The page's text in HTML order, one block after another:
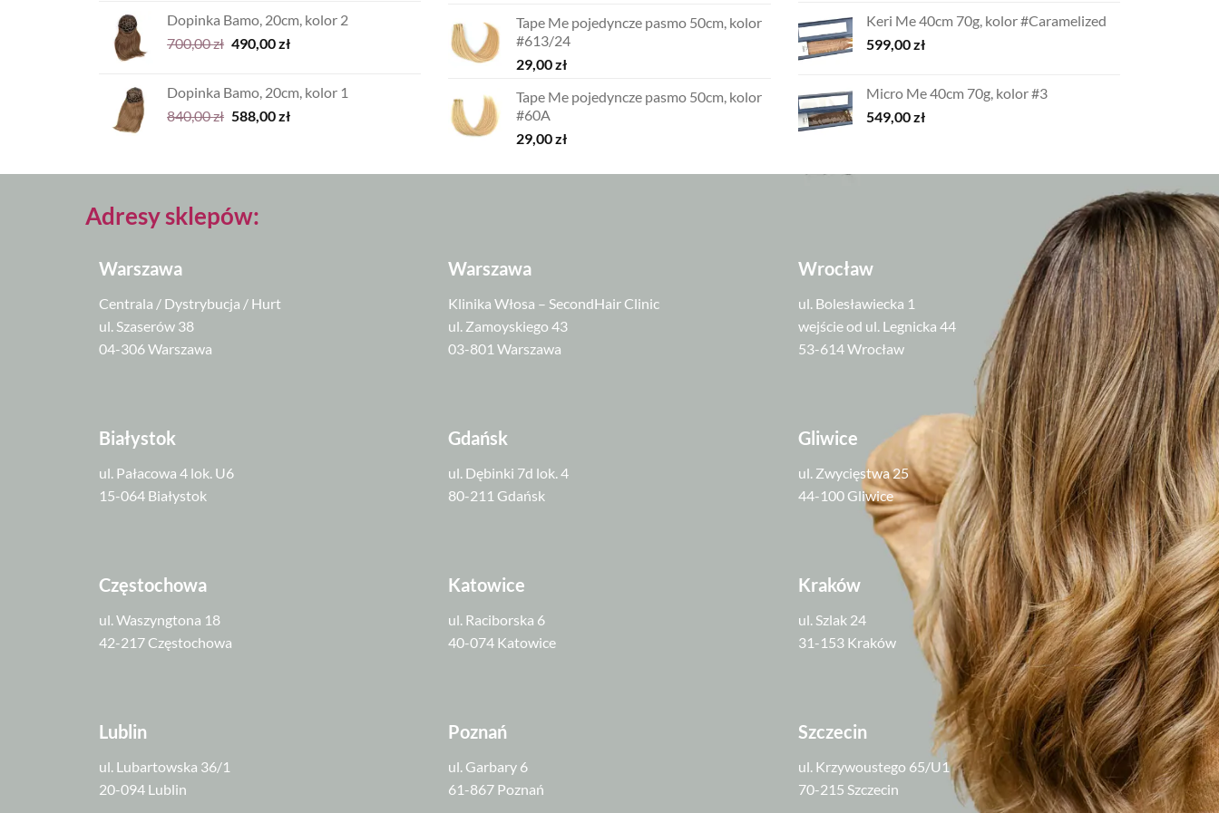
1.080,00 zł.756,00 zł.
Dopinka Bamo, 20cm, kolor 2
700,00zł Pierwotna
700,00 zł.
490,00złAktualna
490,00 zł.
Dopinka Bamo, 20cm, kolor 1
840,00zł Pierwotna
840,00 zł.
588,00złAktualna
588,00 zł.
Tape Me pojedyncze pasmo 50cm, kolor
#613/24
29,00zł
Tape Me pojedyncze pasmo 50cm, kolor
#60A
29,00zł
Keri Me 40cm 70g, kolor #Caramelized
599,00zł
Micro Me 40cm 70g, kolor #3
549,00zł
Adresy sklepów:
Warszawa
Centrala / Dystrybucja / Hurt
ul. Szaserów 38
04-306 Warszawa
Warszawa
Klinika Włosa – SecondHair Clinic
ul. Zamoyskiego 43
03-801 Warszawa
Wrocław
ul. Bolesławiecka 1
wejście od ul. Legnicka 44
53-614 Wrocław
Białystok
ul. Pałacowa 4 lok. U6
15-064 Białystok
Gdańsk
ul. Dębinki 7d lok. 4
80-211 Gdańsk
Gliwice
ul. Zwycięstwa 25
44-100 Gliwice
Częstochowa
ul. Waszyngtona 18
42-217 Częstochowa
Katowice
ul. Raciborska 6
40-074 Katowice
Kraków
ul. Szlak 24
31-153 Kraków
Lublin
ul. Lubartowska 36/1
20-094 Lublin
Poznań
ul. Garbary 6
61-867 Poznań
Szczecin
ul. Krzywoustego 65/U1
70-215 Szczecin